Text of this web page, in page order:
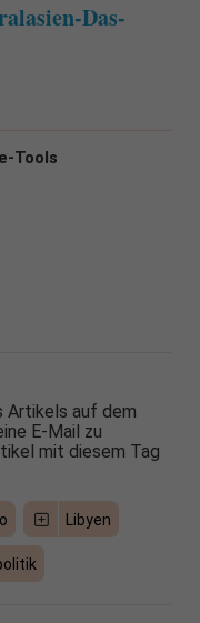
Das-
Tools
Artikels auf dem
E-Mail zu
mit diesem Tag
Libyen